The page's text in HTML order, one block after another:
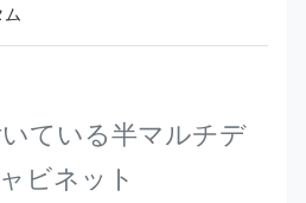
ム
ている半マルチデ
ビネット